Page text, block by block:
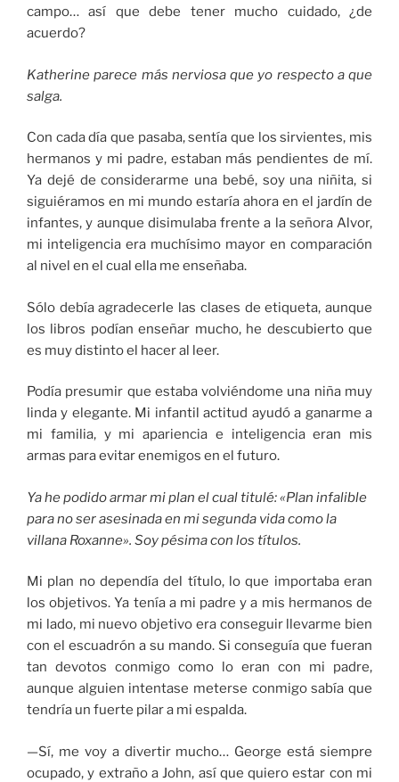
campo… así que debe tener mucho cuidado, ¿de
acuerdo?
Katherine parece más nerviosa que yo respecto a que
salga.
Con cada día que pasaba, sentía que los sirvientes, mis
hermanos y mi padre, estaban más pendientes de mí.
Ya dejé de considerarme una bebé, soy una niñita, si
siguiéramos en mi mundo estaría ahora en el jardín de
infantes, y aunque disimulaba frente a la señora Alvor,
mi inteligencia era muchísimo mayor en comparación
al nivel en el cual ella me enseñaba.
Sólo debía agradecerle las clases de etiqueta, aunque
los libros podían enseñar mucho, he descubierto que
es muy distinto el hacer al leer.
Podía presumir que estaba volviéndome una niña muy
linda y elegante. Mi infantil actitud ayudó a ganarme a
mi familia, y mi apariencia e inteligencia eran mis
armas para evitar enemigos en el futuro.
Ya he podido armar mi plan el cual titulé: «Plan infalible
para no ser asesinada en mi segunda vida como la
villana Roxanne». Soy pésima con los títulos.
Mi plan no dependía del título, lo que importaba eran
los objetivos. Ya tenía a mi padre y a mis hermanos de
mi lado, mi nuevo objetivo era conseguir llevarme bien
con el escuadrón a su mando. Si conseguía que fueran
tan devotos conmigo como lo eran con mi padre,
aunque alguien intentase meterse conmigo sabía que
tendría un fuerte pilar a mi espalda.
—Sí, me voy a divertir mucho… George está siempre
ocupado, y extraño a John, así que quiero estar con mi